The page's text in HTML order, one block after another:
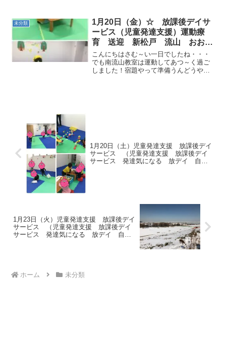
人の新しいお友達が来ました！なのでご
あいさつの後はご...
未分類
1月20日（金）☆ 放課後デイサ
ービス（児童発達支援）運動療
育 送迎 新松戸 流山 おおた
かの森
こんにちはさむ～い一日でしたね・・・
でも南流山教室は運動してあつ～く過ご
しました！宿題やって準備うんどうやっ
1月20日（土）児童発達支援 放課後デイ
サービス （児童発達支援 放課後デイ
サービス 発達気になる 放デイ 自閉
1月23日（火）児童発達支援 放課後デイ
サービス （児童発達支援 放課後デイ
サービス 発達気になる 放デイ 自閉
ホーム 未分類